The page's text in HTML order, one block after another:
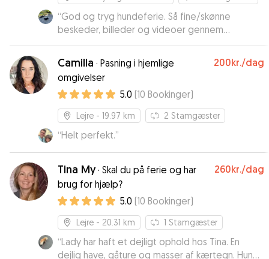
“God og tryg hundeferie. Så fine/skønne
beskeder, billeder og videoer gennem
weekenden. Vi vil til en hver tid bruge Line igen.”
Camilla · Pasning i hjemlige
omgivelser
200kr./dag
5.0 (10 Bookinger)
Lejre - 19.97 km 2 Stamgæster
“Helt perfekt.”
Tina My· Skal du på ferie og har
brug for hjælp?
260kr./dag
5.0 (10 Bookinger)
Lejre - 20.31 km 1 Stamgæster
“Lady har haft et dejligt ophold hos Tina. En
dejlig have, gåture og masser af kærtegn. Hun